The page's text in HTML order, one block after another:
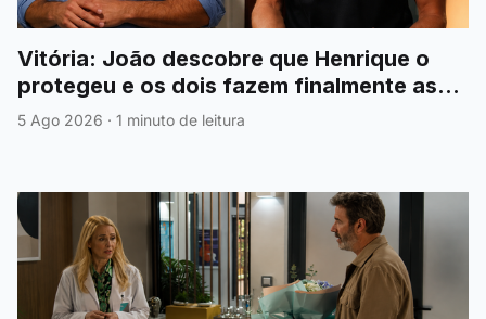
Vitória: João descobre que Henrique o
protegeu e os dois fazem finalmente as
pazes
5 Ago 2026 · 1 minuto de leitura